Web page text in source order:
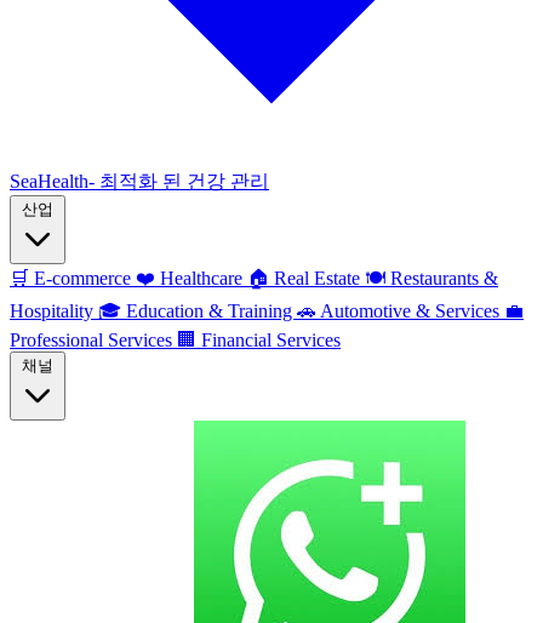
SeaHealth- 최적화 된 건강 관리
🛒 E-commerce ❤️ Healthcare 🏠 Real Estate 🍽️ Restaurants &
Hospitality 🎓 Education & Training 🚗 Automotive & Services 💼
Professional Services 🏢 Financial Services